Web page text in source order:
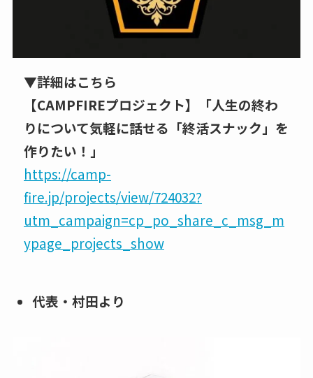
▼詳細はこちら
【CAMPFIREプロジェクト】「人生の終わ
りについて気軽に話せる「終活スナック」を
作りたい！」
https://camp-
fire.jp/projects/view/724032?
utm_campaign=cp_po_share_c_msg_m
ypage_projects_show
代表・村田より